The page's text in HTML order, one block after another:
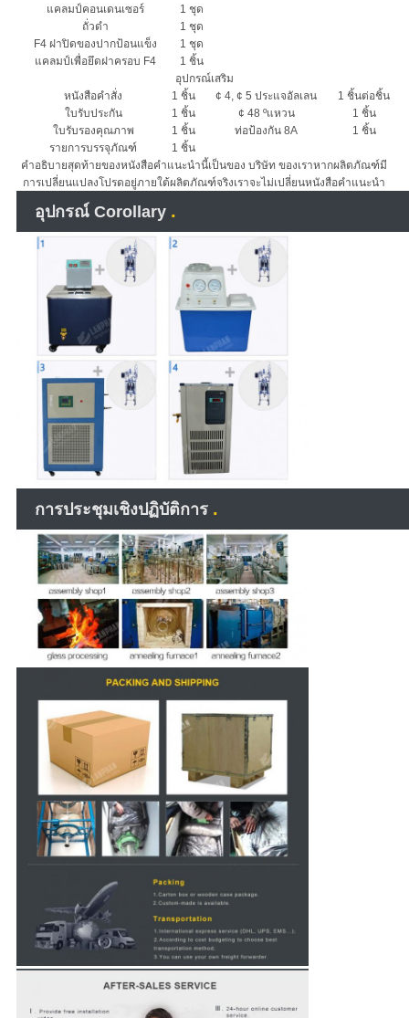
แคลมป์คอนเดนเซอร์
1 ชุด
ถั่วดำ
1 ชุด
F4 ฝาปิดของปากป้อนแข็ง
1 ชุด
แคลมป์เพื่อยึดฝาครอบ F4
1 ชิ้น
อุปกรณ์เสริม
หนังสือคำสั่ง
1 ชิ้น ¢ 4, ¢ 5 ประแจอัลเลน
1 ชิ้นต่อชิ้น
ใบรับประกัน
1 ชิ้น ¢ 48 ºแหวน
1 ชิ้น
ใบรับรองคุณภาพ
1 ชิ้น ท่อป้องกัน 8A
1 ชิ้น
รายการบรรจุภัณฑ์
1 ชิ้น
คำอธิบายสุดท้ายของหนังสือคำแนะนำนี้เป็นของ บริษัท ของเราหากผลิตภัณฑ์มี
การเปลี่ยนแปลงโปรดอยู่ภายใต้ผลิตภัณฑ์จริงเราจะไม่เปลี่ยนหนังสือคำแนะนำ
อุปกรณ์ Corollary .
การประชุมเชิงปฏิบัติการ .